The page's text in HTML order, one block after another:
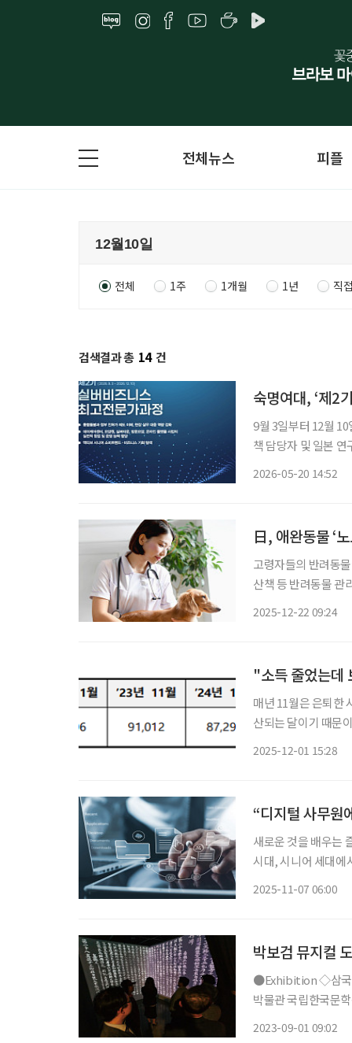
전체뉴스 피플
전체 1주 1개월 1년 직
검색결과 총 14 건
숙명여대, ‘제2
9월 3일부터 12월
책 담당자 및 일본 연구자 등 한
2026-05-20 14:52
日, 애완동물 ‘
고령자들의 반려동
산책 등 반려동물 관
2025-12-22 09:24
"소득 줄었는데
매년 11월은 은퇴한
산되는 달이기 때문
2025-12-01 15:28
“디지털 사무원
새로운 것을 배우는
시대, 시니어 세대에
2025-11-07 06:00
박보검 뮤지컬
●Exhibition ◇삼국의 여인들, 새로운 세계를 열다 일정 10월 29일까지 장소 은평역사한옥
박물관 국립한국문
2023-09-01 09:02